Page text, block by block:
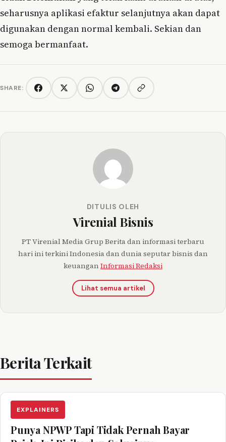
seharusnya aplikasi efaktur selanjutnya akan dapat
digunakan dengan normal kembali. Sekian dan
semoga bermanfaat.
SHARE: FacebookTwitter/XWhatsAppTelegramCopy link
DITULIS OLEH
Virenial Bisnis
PT Virenial Media Grup Berita dan informasi terbaru
hari ini terkini Indonesia dan dunia seputar bisnis dan
keuangan Informasi Redaksi
Lihat semua artikel
Berita Terkait
EXPLAINERS
Punya NPWP Tapi Tidak Pernah Bayar